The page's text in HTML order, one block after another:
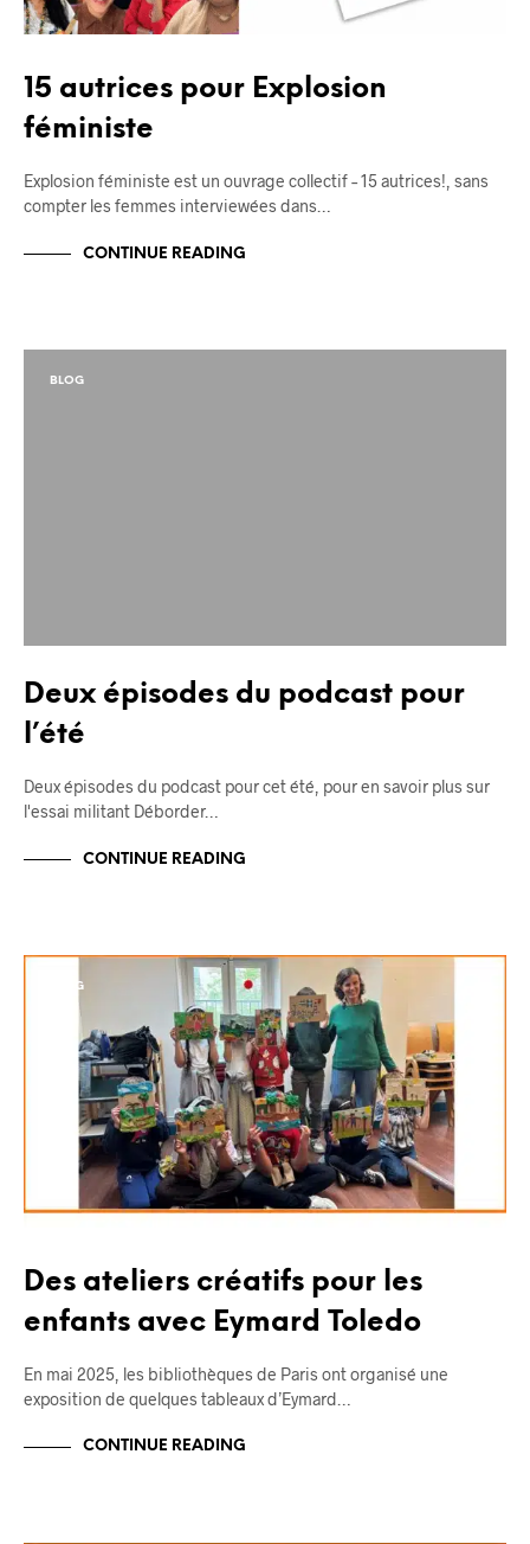
15 autrices pour Explosion
féministe
Explosion féministe est un ouvrage collectif – 15 autrices!, sans
compter les femmes interviewées dans…
CONTINUE READING
BLOG
Deux épisodes du podcast pour
l’été
Deux épisodes du podcast pour cet été, pour en savoir plus sur
l'essai militant Déborder…
CONTINUE READING
BLOG
Des ateliers créatifs pour les
enfants avec Eymard Toledo
En mai 2025, les bibliothèques de Paris ont organisé une
exposition de quelques tableaux d’Eymard…
CONTINUE READING